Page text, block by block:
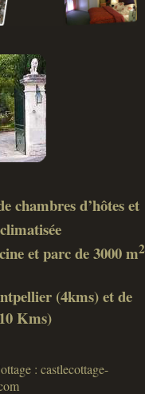
chambres d’hôtes et
et parc de 3000 m2
(4kms) et de
Kms)
: castlecottage-